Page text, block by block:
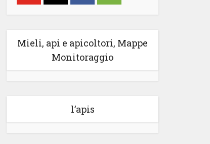
Mieli, api e apicoltori, Mappe
Monitoraggio
l’apis